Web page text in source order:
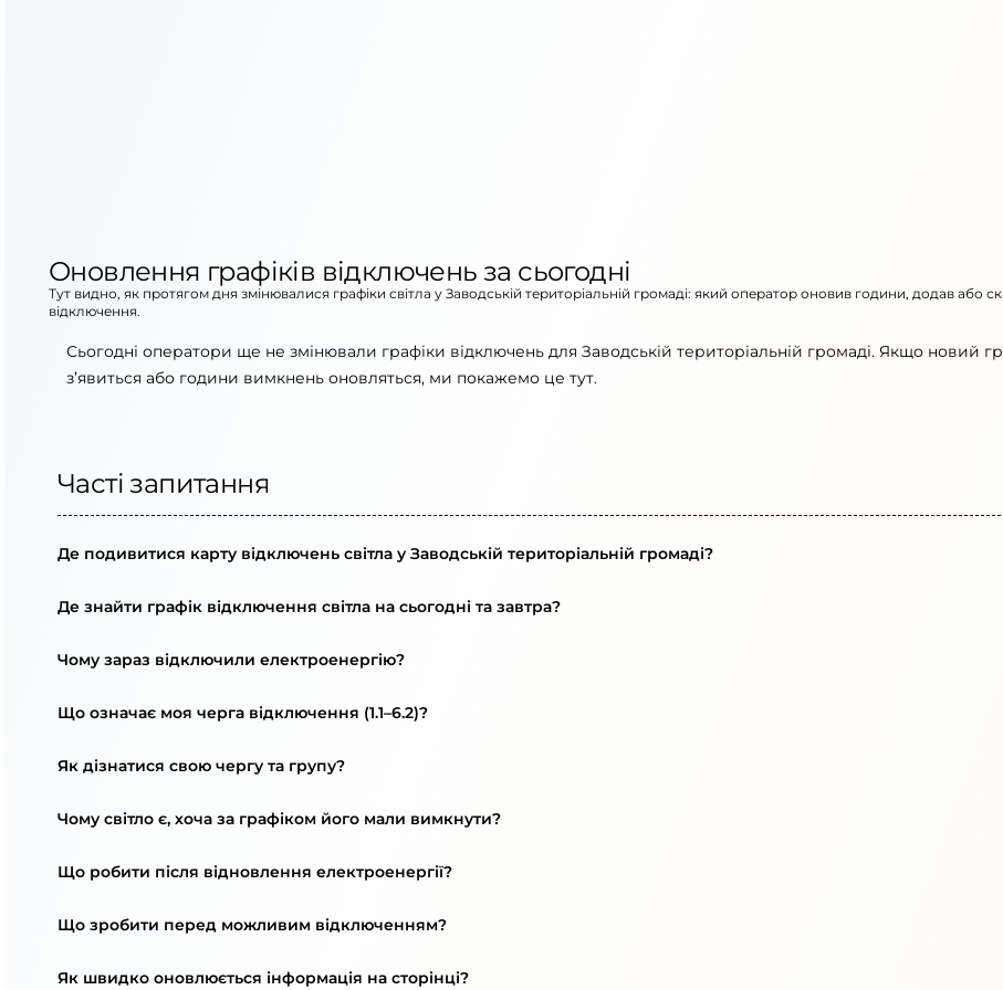
Оновлення графіків відключень за сьогодні
Тут видно, як протягом дня змінювалися графіки світла у Заводській територіальній громаді: який оператор оновив години, додав або
відключення.
Сьогодні оператори ще не змінювали графіки відключень для Заводській територіальній громаді. Якщо новий
з’явиться або години вимкнень оновляться, ми покажемо це тут.
Часті запитання
Де подивитися карту відключень світла у Заводській територіальній громаді?
Де знайти графік відключення світла на сьогодні та завтра?
Чому зараз відключили електроенергію?
Що означає моя черга відключення (1.1–6.2)?
Як дізнатися свою чергу та групу?
Чому світло є, хоча за графіком його мали вимкнути?
Що робити після відновлення електроенергії?
Що зробити перед можливим відключенням?
Як швидко оновлюється інформація на сторінці?